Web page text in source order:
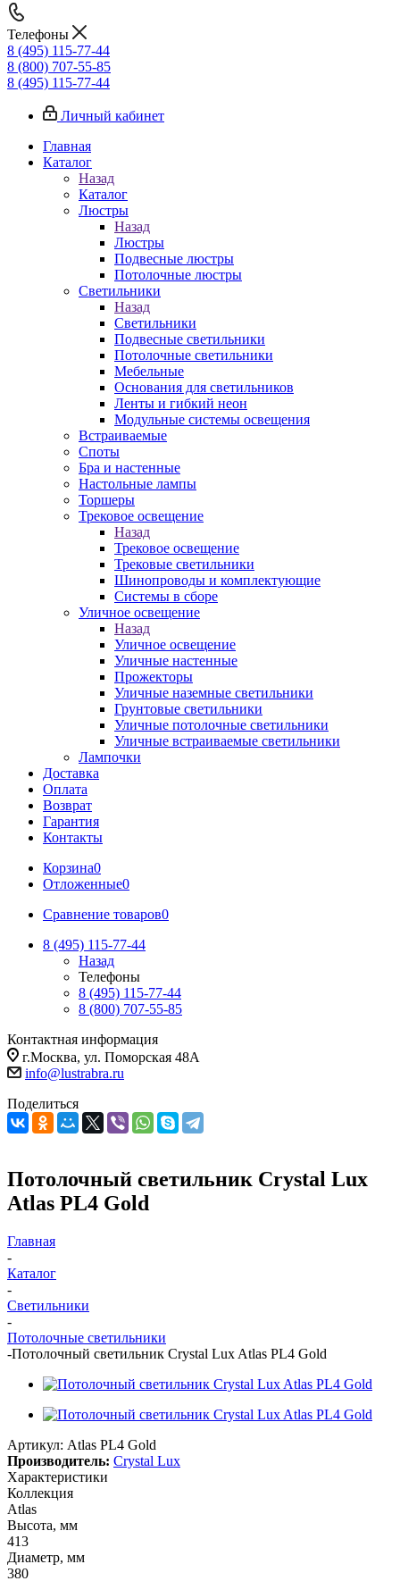
Телефоны
8 (495) 115-77-44
8 (800) 707-55-85
8 (495) 115-77-44
Личный кабинет
Главная
Каталог
Назад
Каталог
Люстры
Назад
Люстры
Подвесные люстры
Потолочные люстры
Светильники
Назад
Светильники
Подвесные светильники
Потолочные светильники
Мебельные
Основания для светильников
Ленты и гибкий неон
Модульные системы освещения
Встраиваемые
Споты
Бра и настенные
Настольные лампы
Торшеры
Трековое освещение
Назад
Трековое освещение
Трековые светильники
Шинопроводы и комплектующие
Системы в сборе
Уличное освещение
Назад
Уличное освещение
Уличные настенные
Прожекторы
Уличные наземные светильники
Грунтовые светильники
Уличные потолочные светильники
Уличные встраиваемые светильники
Лампочки
Доставка
Оплата
Возврат
Гарантия
Контакты
Корзина0
Отложенные0
Сравнение товаров0
8 (495) 115-77-44
Назад
Телефоны
8 (495) 115-77-44
8 (800) 707-55-85
Контактная информация
г.Москва, ул. Поморская 48А
info@lustrabra.ru
Поделиться
Потолочный светильник Crystal Lux
Atlas PL4 Gold
Главная
-
Каталог
-
Светильники
-
Потолочные светильники
-Потолочный светильник Crystal Lux Atlas PL4 Gold
Артикул: Atlas PL4 Gold
Производитель: Crystal Lux
Характеристики
Коллекция
Atlas
Высота, мм
413
Диаметр, мм
380